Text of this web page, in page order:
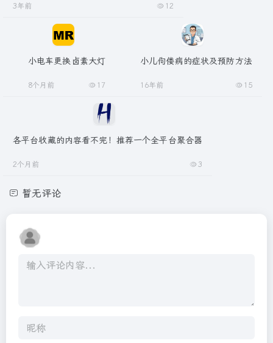
3年前 12
小电车更换卤素大灯
8个月前 17
小儿佝偻病的症状及预防方法
16年前 15
各平台收藏的内容看不完！推荐一个全平台聚合器
2个月前 3
暂无评论